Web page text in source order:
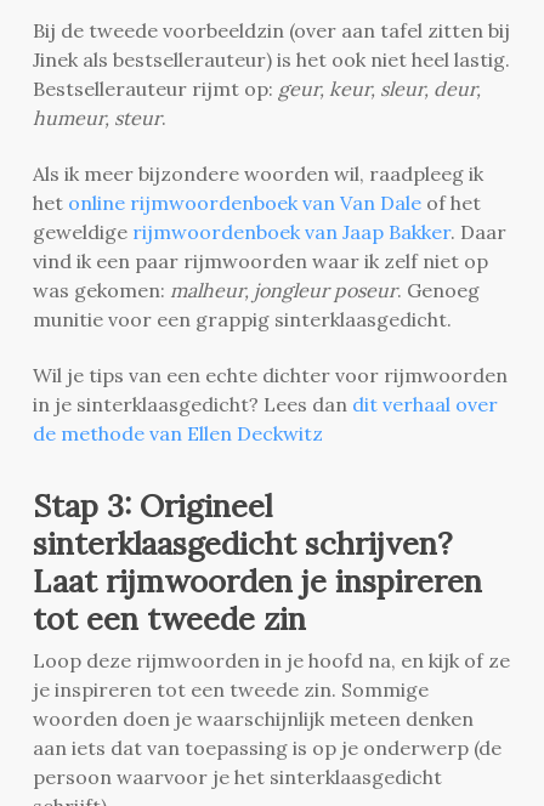
Bij de tweede voorbeeldzin (over aan tafel zitten bij
Jinek als bestsellerauteur) is het ook niet heel lastig.
Bestsellerauteur rijmt op: geur, keur, sleur, deur,
humeur, steur.
Als ik meer bijzondere woorden wil, raadpleeg ik
het online rijmwoordenboek van Van Daleof het
geweldige rijmwoordenboek van Jaap Bakker. Daar
vind ik een paar rijmwoorden waar ik zelf niet op
was gekomen: malheur, jongleur poseur. Genoeg
munitie voor een grappig sinterklaasgedicht.
Wil je tips van een echte dichter voor rijmwoorden
in je sinterklaasgedicht? Lees dan dit verhaal over
de methode van Ellen Deckwitz
Stap 3: Origineel
sinterklaasgedicht schrijven?
Laat rijmwoorden je inspireren
tot een tweede zin
Loop deze rijmwoorden in je hoofd na, en kijk of ze
je inspireren tot een tweede zin. Sommige
woorden doen je waarschijnlijk meteen denken
aan iets dat van toepassing is op je onderwerp (de
persoon waarvoor je het sinterklaasgedicht